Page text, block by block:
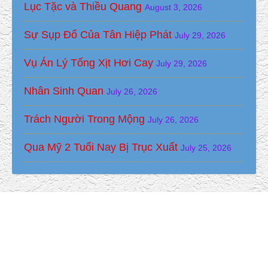
Lục Tặc và Thiều Quang August 3, 2026
Sự Sụp Đổ Của Tân Hiệp Phát July 29, 2026
Vụ Án Lý Tống Xịt Hơi Cay July 29, 2026
Nhân Sinh Quan July 26, 2026
Trách Người Trong Mộng July 26, 2026
Qua Mỹ 2 Tuổi Nay Bị Trục Xuất July 25, 2026